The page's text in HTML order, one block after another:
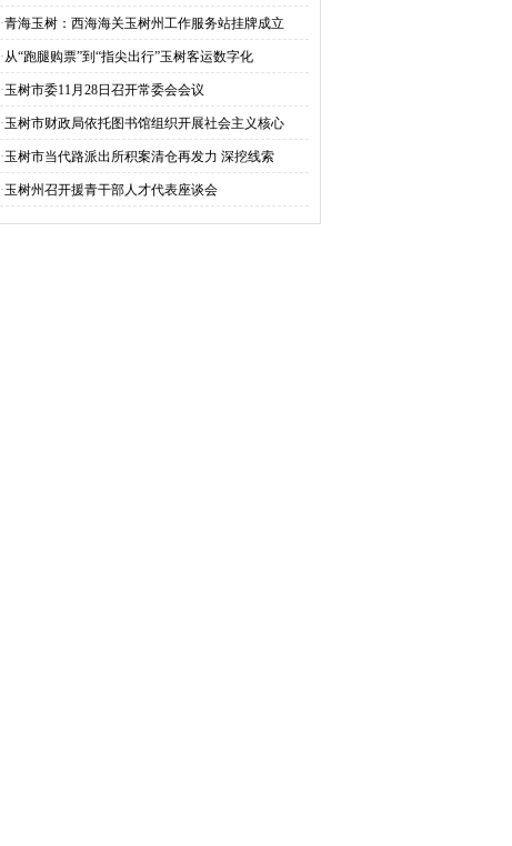
·青海玉树：西海海关玉树州工作服务站挂牌成立
·从“跑腿购票”到“指尖出行”玉树客运数字化
·玉树市委11月28日召开常委会会议
·玉树市财政局依托图书馆组织开展社会主义核心
·玉树市当代路派出所积案清仓再发力 深挖线索
·玉树州召开援青干部人才代表座谈会